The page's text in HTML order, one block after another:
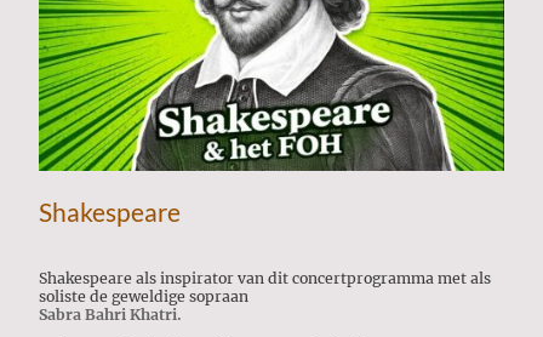
Shakespeare
Shakespeare als inspirator van dit concertprogramma met als
soliste de geweldige sopraan
Sabra Bahri Khatri.